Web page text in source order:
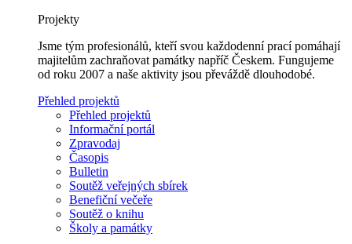
Projekty
Jsme tým profesionálů, kteří svou každodenní prací pomáhají
majitelům zachraňovat památky napříč Českem. Fungujeme
od roku 2007 a naše aktivity jsou převáždě dlouhodobé.
Přehled projektů
Přehled projektů
Informační portál
Zpravodaj
Časopis
Bulletin
Soutěž veřejných sbírek
Benefiční večeře
Soutěž o knihu
Školy a památky